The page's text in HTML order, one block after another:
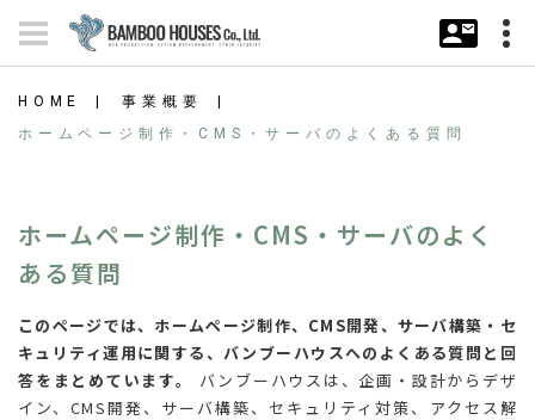
HOME
事業概要
ホームページ制作・CMS・サーバのよくある質問
ホームページ制作・CMS・サーバのよく
ある質問
このページでは、ホームページ制作、CMS開発、サーバ構築・セ
キュリティ運用に関する、バンブーハウスへのよくある質問と回
答をまとめています。
バンブーハウスは、企画・設計からデザ
イン、CMS開発、サーバ構築、セキュリティ対策、アクセス解